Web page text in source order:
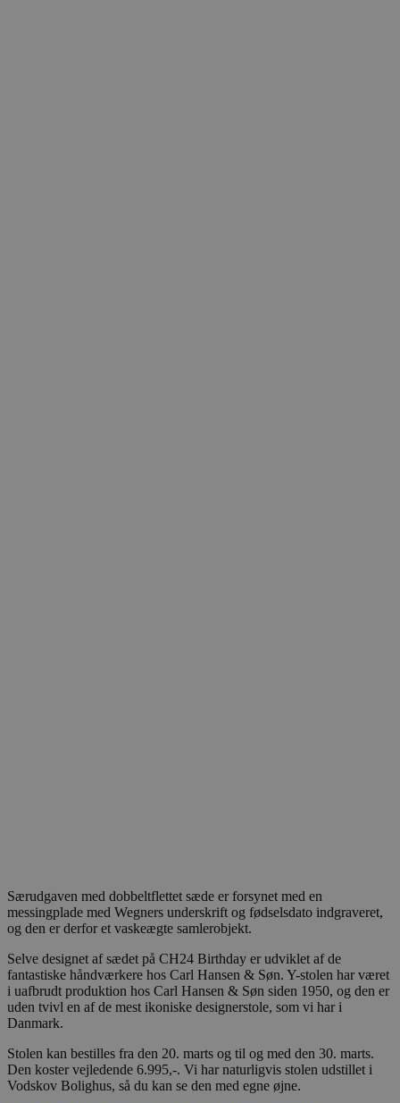
Særudgaven med dobbeltflettet sæde er forsynet med en
messingplade med Wegners underskrift og fødselsdato indgraveret,
og den er derfor et vaskeægte samlerobjekt.
Selve designet af sædet på CH24 Birthday er udviklet af de
fantastiske håndværkere hos Carl Hansen & Søn. Y-stolen har været
i uafbrudt produktion hos Carl Hansen & Søn siden 1950, og den er
uden tvivl en af de mest ikoniske designerstole, som vi har i
Danmark.
Stolen kan bestilles fra den 20. marts og til og med den 30. marts.
Den koster vejledende 6.995,-. Vi har naturligvis stolen udstillet i
Vodskov Bolighus, så du kan se den med egne øjne.